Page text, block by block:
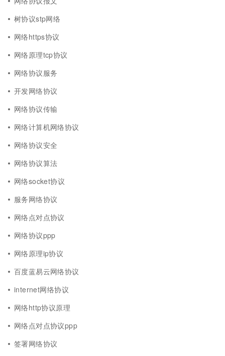
树协议stp网络
网络https协议
网络原理tcp协议
网络协议服务
开发网络协议
网络协议传输
网络计算机网络协议
网络协议安全
网络协议算法
网络socket协议
服务网络协议
网络点对点协议
网络协议ppp
网络原理ip协议
百度蓝易云网络协议
internet网络协议
网络http协议原理
网络点对点协议ppp
签署网络协议